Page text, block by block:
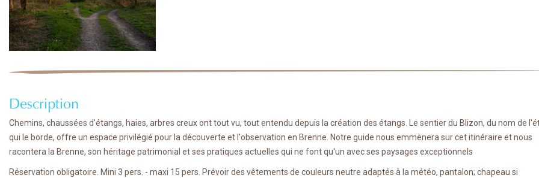
Description
Chemins, chaussées d'étangs, haies, arbres creux ont tout vu, tout entendu depuis la création des étangs. Le sentier du Blizon, du nom de
qui le borde, offre un espace privilégié pour la découverte et l'observation en Brenne. Notre guide nous emmènera sur cet itinéraire et nous
racontera la Brenne, son héritage patrimonial et ses pratiques actuelles qui ne font qu'un avec ses paysages exceptionnels
Réservation obligatoire. Mini 3 pers. - maxi 15 pers. Prévoir des vêtements de couleurs neutre adaptés à la météo, pantalon; chapeau si